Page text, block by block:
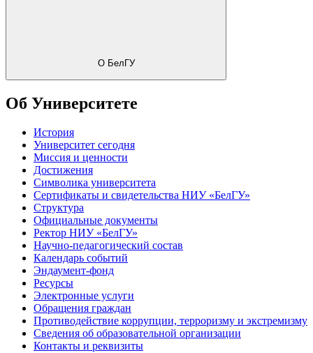
О БелГУ
Об Университете
История
Университет сегодня
Миссия и ценности
Достижения
Символика университета
Сертификаты и свидетельства НИУ «БелГУ»
Структура
Официальные документы
Ректор НИУ «БелГУ»
Научно-педагогический состав
Календарь событий
Эндаумент-фонд
Ресурсы
Электронные услуги
Обращения граждан
Противодействие коррупции, терроризму и экстремизму
Сведения об образовательной организации
Контакты и реквизиты